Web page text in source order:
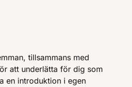
och dilemman
tillsammans med
att underlätta för dig som
en introduktion i egen